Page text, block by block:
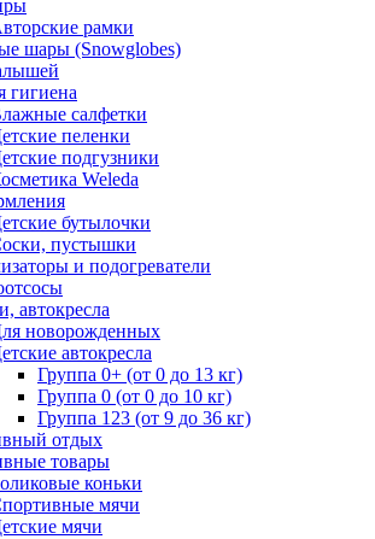
рамки
шары (Snowglobes)
гигиена
салфетки
пеленки
подгузники
Weleda
бутылочки
пустышки
и подогреватели
автокресла
новорожденных
автокресла
Группа 0+ (от 0 до 13 кг)
Группа 0 (от 0 до 10 кг)
Группа 123 (от 9 до 36 кг)
отдых
товары
коньки
мячи
мячи